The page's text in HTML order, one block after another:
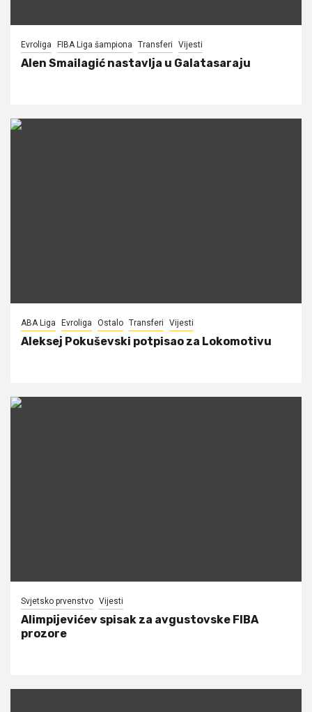
Evroliga FIBA Liga šampiona Transferi Vijesti
Alen Smailagić nastavlja u Galatasaraju
ABA Liga Evroliga Ostalo Transferi Vijesti
Aleksej Pokuševski potpisao za Lokomotivu
Svjetsko prvenstvo Vijesti
Alimpijevićev spisak za avgustovske FIBA
prozore